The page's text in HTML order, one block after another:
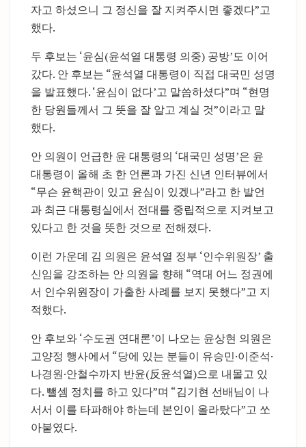
자고 하셨으니 그 정신을 잘 지켜주시면 좋겠다”고
했다.
두 후보는 ‘윤심(윤석열 대통령 의중) 공방’도 이어
갔다. 안 후보는 “윤석열 대통령이 직접 대국민 성명
을 발표했다. ‘윤심이 없다’고 말씀하셨다”며 “현명
한 당원들께서 그 뜻을 잘 알고 계실 것”이라고 말
했다.
안 의원이 언급한 윤 대통령의 ‘대국민 성명’은 윤
대통령이 올해 초 한 언론과 가진 신년 인터뷰에서
“무슨 윤핵관이 있고 윤심이 있겠나”라고 한 발언
과 최근 대통령실에서 전대를 중립적으로 지켜보고
있다고 한 것을 뜻한 것으로 전해졌다.
이런 가운데 김 의원은 윤석열 정부 ‘인수위원장’ 출
신임을 강조하는 안 의원을 향해 “역대 어느 정권에
서 인수위원장이 가출한 사례를 보지 못했다”고 지
적했다.
안 후보와 ‘수도권 연대론’이 나오는 윤상현 의원은
고양정 행사에서 “당에 있는 분들이 유승민·이준석·
나경원·안철수까지 반윤(反윤석열)으로 내몰고 있
다. 뺄셈 정치를 하고 있다”며 “김기현 선배님이 나
서서 이를 타파해야 하는데 본인이 올라탔다”고 쏘
아붙였다.